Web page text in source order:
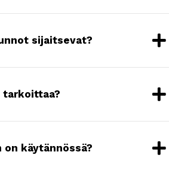
sijaitsevat?
tarkoittaa?
käytännössä?